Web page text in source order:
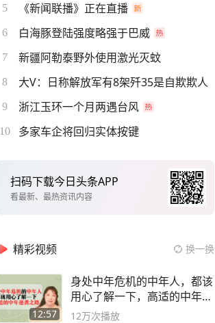
5 《新闻联播》正在直播
6 白海豚登陆强度略强于巴威
7 新疆阿勒泰野外使用激光灭蚊
8 大V：日称解放军有8架歼35是自欺欺人
9 浙江玉环一个月两遇台风
10 多家车企将回归实体按键
扫码下载今日头条APP
看最新、最热资讯内容
精彩视频 换一换
12:57
身处中年危机的中年人，都该
用心了解一下，高适的中年逆
袭之路
12万次播放